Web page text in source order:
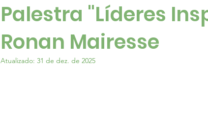
Palestra "Líderes
Ronan Mairesse
Atualizado: 31 de dez. de 2025